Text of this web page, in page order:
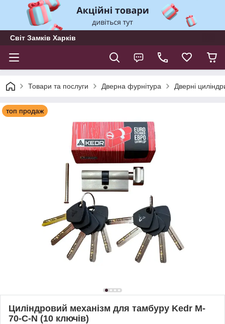
Світ Замків Харків
Товари та послуги Дверна фурнітура Дверні
топ продаж
Циліндровий механізм для тамбуру Kedr M-
70-C-N (10 ключів)